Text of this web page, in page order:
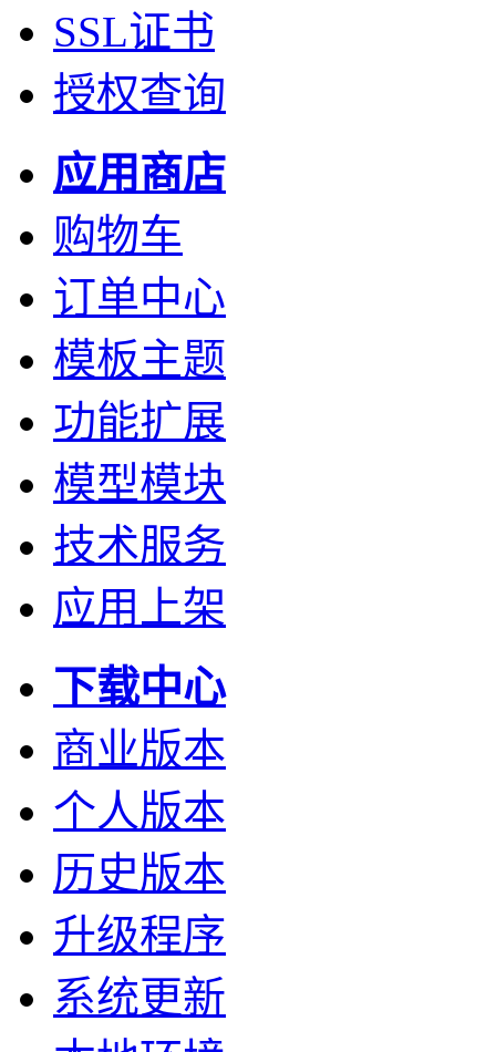
SSL证书
授权查询
应用商店
购物车
订单中心
模板主题
功能扩展
模型模块
技术服务
应用上架
下载中心
商业版本
个人版本
历史版本
升级程序
系统更新